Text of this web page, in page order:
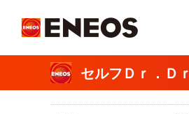
セルフＤｒ．Ｄ